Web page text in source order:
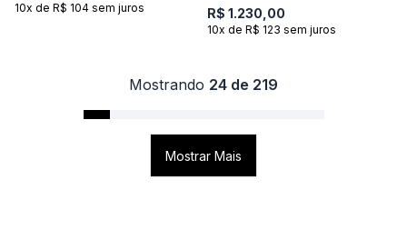
10x de R$ 104 sem juros
R$ 1.230,00
10x de R$ 123 sem juros
Mostrando 24 de 219
Mostrar Mais